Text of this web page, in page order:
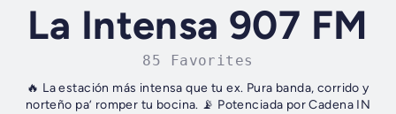
La Intensa 907 FM
85 Favorites
🔥 La estación más intensa que tu ex. Pura banda, corrido y
norteño pa’ romper tu bocina. 📡 Potenciada por Cadena IN